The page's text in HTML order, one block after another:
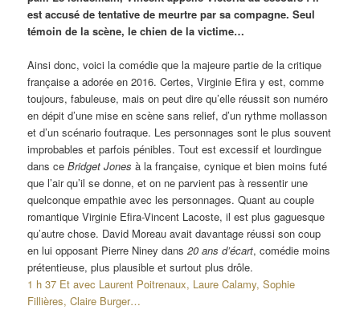
est accusé de tentative de meurtre par sa compagne. Seul
témoin de la scène, le chien de la victime…
Ainsi donc, voici la comédie que la majeure partie de la critique
française a adorée en 2016. Certes, Virginie Efira y est, comme
toujours, fabuleuse, mais on peut dire qu’elle réussit son numéro
en dépit d’une mise en scène sans relief, d’un rythme mollasson
et d’un scénario foutraque. Les personnages sont le plus souvent
improbables et parfois pénibles. Tout est excessif et lourdingue
dans ceBridget Jones à la française, cynique et bien moins futé
que l’air qu’il se donne, et on ne parvient pas à ressentir une
quelconque empathie avec les personnages. Quant au couple
romantique Virginie Efira-Vincent Lacoste, il est plus gaguesque
qu’autre chose. David Moreau avait davantage réussi son coup
en lui opposant Pierre Niney dans20 ans d’écart, comédie moins
prétentieuse, plus plausible et surtout plus drôle.
1 h 37 Et avec Laurent Poitrenaux, Laure Calamy, Sophie
Fillières, Claire Burger…